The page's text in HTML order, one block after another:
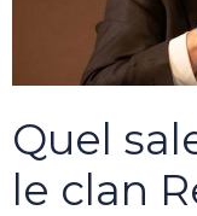
Quel
le clan